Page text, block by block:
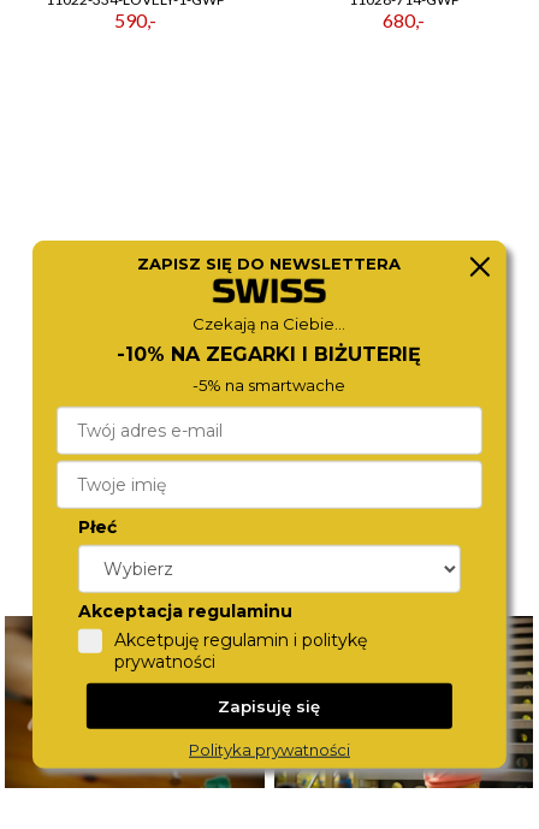
590,- 680,-
MK6356 DZ4360
ZAPISZ SIĘ DO NEWSLETTERA
Czekają na Ciebie...
-10% NA ZEGARKI I BIŻUTERIĘ
-5% na smartwache
Płeć
Akceptacja regulaminu
Akcetpuję regulamin i politykę
prywatności
Zapisuję się
Polityka prywatności